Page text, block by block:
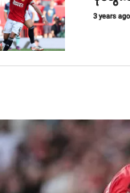
3 years ago